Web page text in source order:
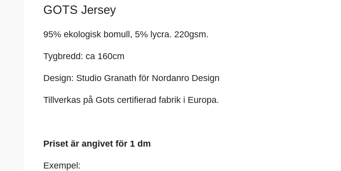
GOTS Jersey
95% ekologisk bomull, 5% lycra. 220gsm.
Tygbredd: ca 160cm
Design: Studio Granath för Nordanro Design
Tillverkas på Gots certifierad fabrik i Europa.
Priset är angivet för 1 dm
Exempel: